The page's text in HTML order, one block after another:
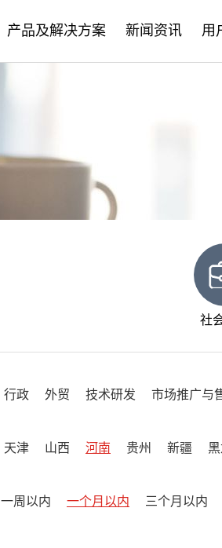
产品及解决方案 新闻资讯 用
社
行政 外贸 技术研发 市场推广与
天津 山西 河南 贵州 新疆
一周以内 一个月以内 三个月以内